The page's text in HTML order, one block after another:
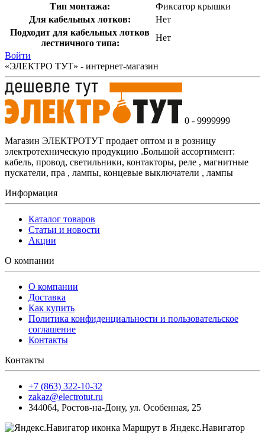
Тип монтажа:
Фиксатор крышки
Для кабельных лотков:
Нет
Подходит для кабельных лотков
лестничного типа:
Нет
Войти
«ЭЛЕКТРО ТУТ» - интернет-магазин
0 - 9999999
Магазин ЭЛЕКТРОТУТ продает оптом и в розницу
электротехническую продукцию .Большой ассортимент:
кабель, провод, светильники, контакторы, реле , магнитные
пускатели, пра , лампы, концевые выключатели , лампы
Информация
Каталог товаров
Статьи и новости
Акции
О компании
О компании
Доставка
Как купить
Политика конфиденциальности и пользовательское
соглашение
Контакты
Контакты
+7 (863) 322-10-32
zakaz@electrotut.ru
344064, Ростов-на-Дону, ул. Особенная, 25
Маршрут в Яндекс.Навигатор